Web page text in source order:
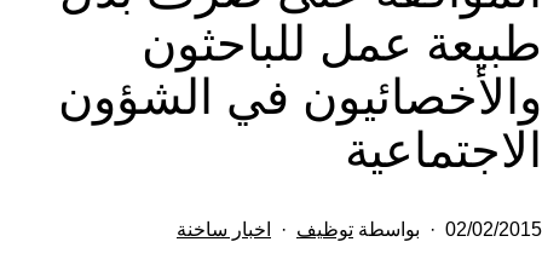
طبيعة عمل للباحثون
والأخصائيون في الشؤون
الاجتماعية
تم
02/02/2015 بواسطة توظيف
مصنف
اخبار ساخنة